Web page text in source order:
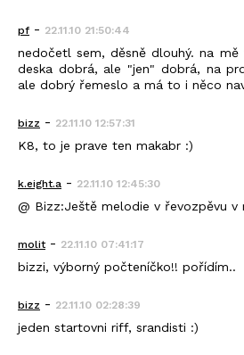
pf - 22.11.10 21:50:44
nedočetl sem, děsně dlouhý. na mě
deska dobrá, ale "jen" dobrá, na
ale dobrý řemeslo a má to i něco
bizz - 22.11.10 12:57:31
K8, to je prave ten makabr :)
k.eight.a - 22.11.10 12:45:30
@ Bizz:Ještě melodie v řevozpěvu v
molit- 22.11.10 07:41:17
bizzi, výborný počteníčko!! pořídím..
bizz - 22.11.10 02:28:39
jeden startovni riff, srandisti :)